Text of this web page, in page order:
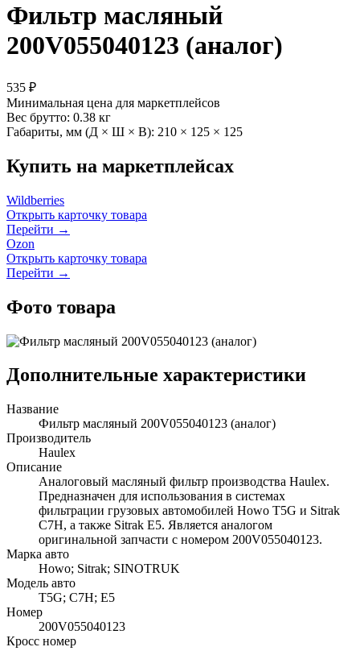
Фильтр масляный
200V055040123 (аналог)
535 ₽
Минимальная цена для маркетплейсов
Вес брутто: 0.38 кг
Габариты, мм (Д × Ш × В): 210 × 125 × 125
Купить на маркетплейсах
Wildberries
Открыть карточку товара
Перейти →
Ozon
Открыть карточку товара
Перейти →
Фото товара
Дополнительные характеристики
Название
Фильтр масляный 200V055040123 (аналог)
Производитель
Haulex
Описание
Аналоговый масляный фильтр производства Haulex.
Предназначен для использования в системах
фильтрации грузовых автомобилей Howo T5G и Sitrak
C7H, а также Sitrak E5. Является аналогом
оригинальной запчасти с номером 200V055040123.
Марка авто
Howo; Sitrak; SINOTRUK
Модель авто
T5G; C7H; E5
Номер
200V055040123
Кросс номер